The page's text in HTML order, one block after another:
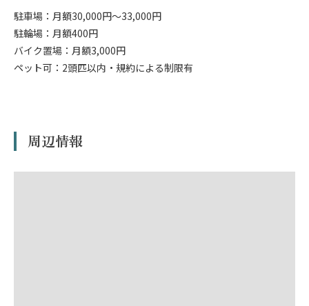
駐車場：月額30,000円～33,000円
駐輪場：月額400円
バイク置場：月額3,000円
ペット可：2頭匹以内・規約による制限有
周辺情報